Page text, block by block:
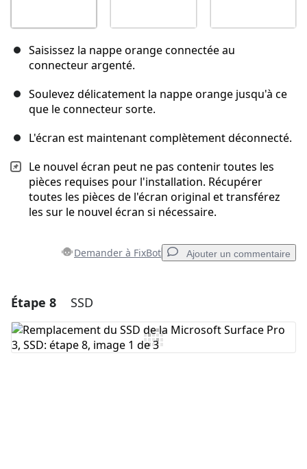
Saisissez la nappe orange connectée au
connecteur argenté.
Soulevez délicatement la nappe orange jusqu'à ce
que le connecteur sorte.
L'écran est maintenant complètement déconnecté.
Le nouvel écran peut ne pas contenir toutes les
pièces requises pour l'installation. Récupérer
toutes les pièces de l'écran original et transférez
les sur le nouvel écran si nécessaire.
Demander à FixBot Ajouter un commentaire
Ajouter un commentaire
Étape 8 SSD